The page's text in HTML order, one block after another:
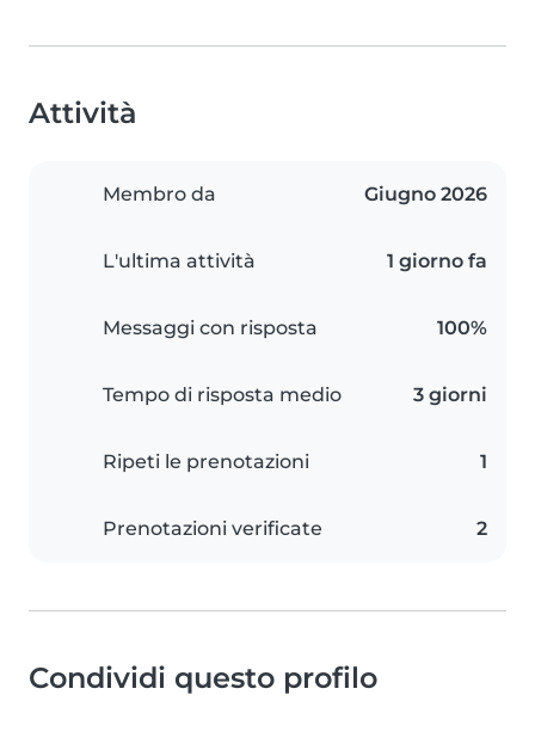
Attività
Membro da Giugno 2026
L'ultima attività 1 giorno fa
Messaggi con risposta 100%
Tempo di risposta medio 3 giorni
Ripeti le prenotazioni 1
Prenotazioni verificate 2
Condividi questo profilo